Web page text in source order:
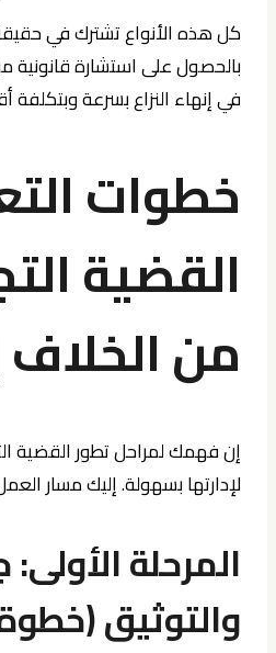
كل هذه الأنواع تشترك في
بالحصول على استشارة قانونية
في إنهاء النزاع بسرعة وبتكلفة
خطوات
القضية
من الخلاف
إن فهمك لمراحل تطور القضية
لإدارتها بسهولة. إليك مسار
المرحلة
والتوثيق